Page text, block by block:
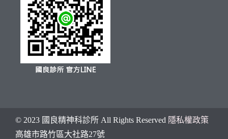
© 2023 國良精神科診所 All Rights Reserved 隱私權政策
高雄市路竹區大社路27號